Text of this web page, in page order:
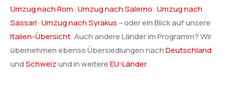
Umzug nach Rom·Umzug nach Salerno ·Umzug nach
Sassari·Umzug nach Syrakus – oder ein Blick auf unsere
Italien-Übersicht. Auch andere Länder im Programm? Wir
übernehmen ebenso Übersiedlungen nachDeutschland
undSchweizund in weitereEU-Länder.